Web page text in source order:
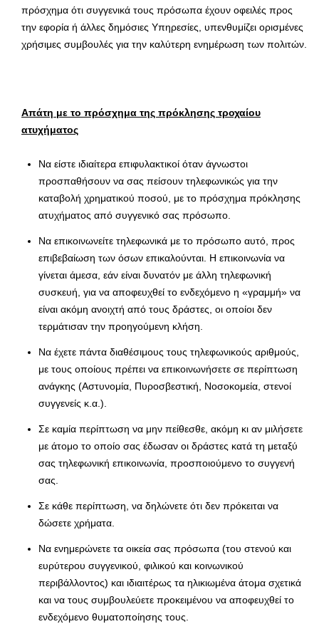
πρόσχημα ότι συγγενικά τους πρόσωπα έχουν οφειλές προς
την εφορία ή άλλες δημόσιες Υπηρεσίες, υπενθυμίζει ορισμένες
χρήσιμες συμβουλές για την καλύτερη ενημέρωση των πολιτών.
Απάτη με το πρόσχημα της πρόκλησης τροχαίου
ατυχήματος
Να είστε ιδιαίτερα επιφυλακτικοί όταν άγνωστοι
προσπαθήσουν να σας πείσουν τηλεφωνικώς για την
καταβολή χρηματικού ποσού, με το πρόσχημα πρόκλησης
ατυχήματος από συγγενικό σας πρόσωπο.
Να επικοινωνείτε τηλεφωνικά με το πρόσωπο αυτό, προς
επιβεβαίωση των όσων επικαλούνται. Η επικοινωνία να
γίνεται άμεσα, εάν είναι δυνατόν με άλλη τηλεφωνική
συσκευή, για να αποφευχθεί το ενδεχόμενο η «γραμμή» να
είναι ακόμη ανοιχτή από τους δράστες, οι οποίοι δεν
τερμάτισαν την προηγούμενη κλήση.
Να έχετε πάντα διαθέσιμους τους τηλεφωνικούς αριθμούς,
με τους οποίους πρέπει να επικοινωνήσετε σε περίπτωση
ανάγκης (Αστυνομία, Πυροσβεστική, Νοσοκομεία, στενοί
συγγενείς κ.α.).
Σε καμία περίπτωση να μην πείθεσθε, ακόμη κι αν μιλήσετε
με άτομο το οποίο σας έδωσαν οι δράστες κατά τη μεταξύ
σας τηλεφωνική επικοινωνία, προσποιούμενο το συγγενή
σας.
Σε κάθε περίπτωση, να δηλώνετε ότι δεν πρόκειται να
δώσετε χρήματα.
Να ενημερώνετε τα οικεία σας πρόσωπα (του στενού και
ευρύτερου συγγενικού, φιλικού και κοινωνικού
περιβάλλοντος) και ιδιαιτέρως τα ηλικιωμένα άτομα σχετικά
και να τους συμβουλεύετε προκειμένου να αποφευχθεί το
ενδεχόμενο θυματοποίησης τους.